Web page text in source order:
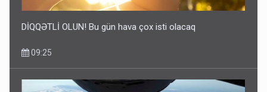
DİQQƏTLİ OLUN! Bu gün hava çox isti olacaq
09:25